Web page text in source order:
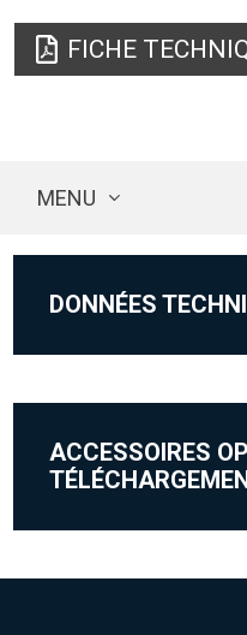
FICHE
MENU
DONNÉES
ACCESSOIRES